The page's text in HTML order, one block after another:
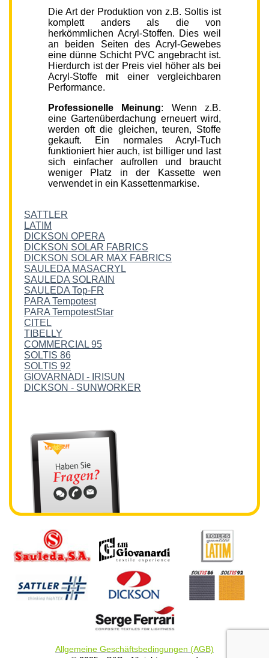
Die Art der Produktion von z.B. Soltis ist
komplett anders als die von
herkömmlichen Acryl-Stoffen. Dies weil
an beiden Seiten des Acryl-Gewebes
eine dünne Schicht PVC angebracht ist.
Hierdurch ist der Preis viel höher als bei
Acryl-Stoffe mit einer vergleichbaren
Performance.
Professionelle Meinung: Wenn z.B.
eine Gartenüberdachung erneuert wird,
werden oft die gleichen, teuren, Stoffe
gekauft. Ein normales Acryl-Tuch
funktioniert hier auch, ist billiger und last
sich einfacher aufrollen und braucht
weniger Platz in der Kassette wen
verwendet in ein Kassettenmarkise.
SATTLER
LATIM
DICKSON OPERA
DICKSON SOLAR FABRICS
DICKSON SOLAR MAX FABRICS
SAULEDA MASACRYL
SAULEDA SOLRAIN
SAULEDA Top-FR
PARA Tempotest
PARA TempotestStar
CITEL
TIBELLY
COMMERCIAL 95
SOLTIS 86
SOLTIS 92
GIOVARNADI - IRISUN
DICKSON - SUNWORKER
Allgemeine Geschäftsbedingungen (AGB)